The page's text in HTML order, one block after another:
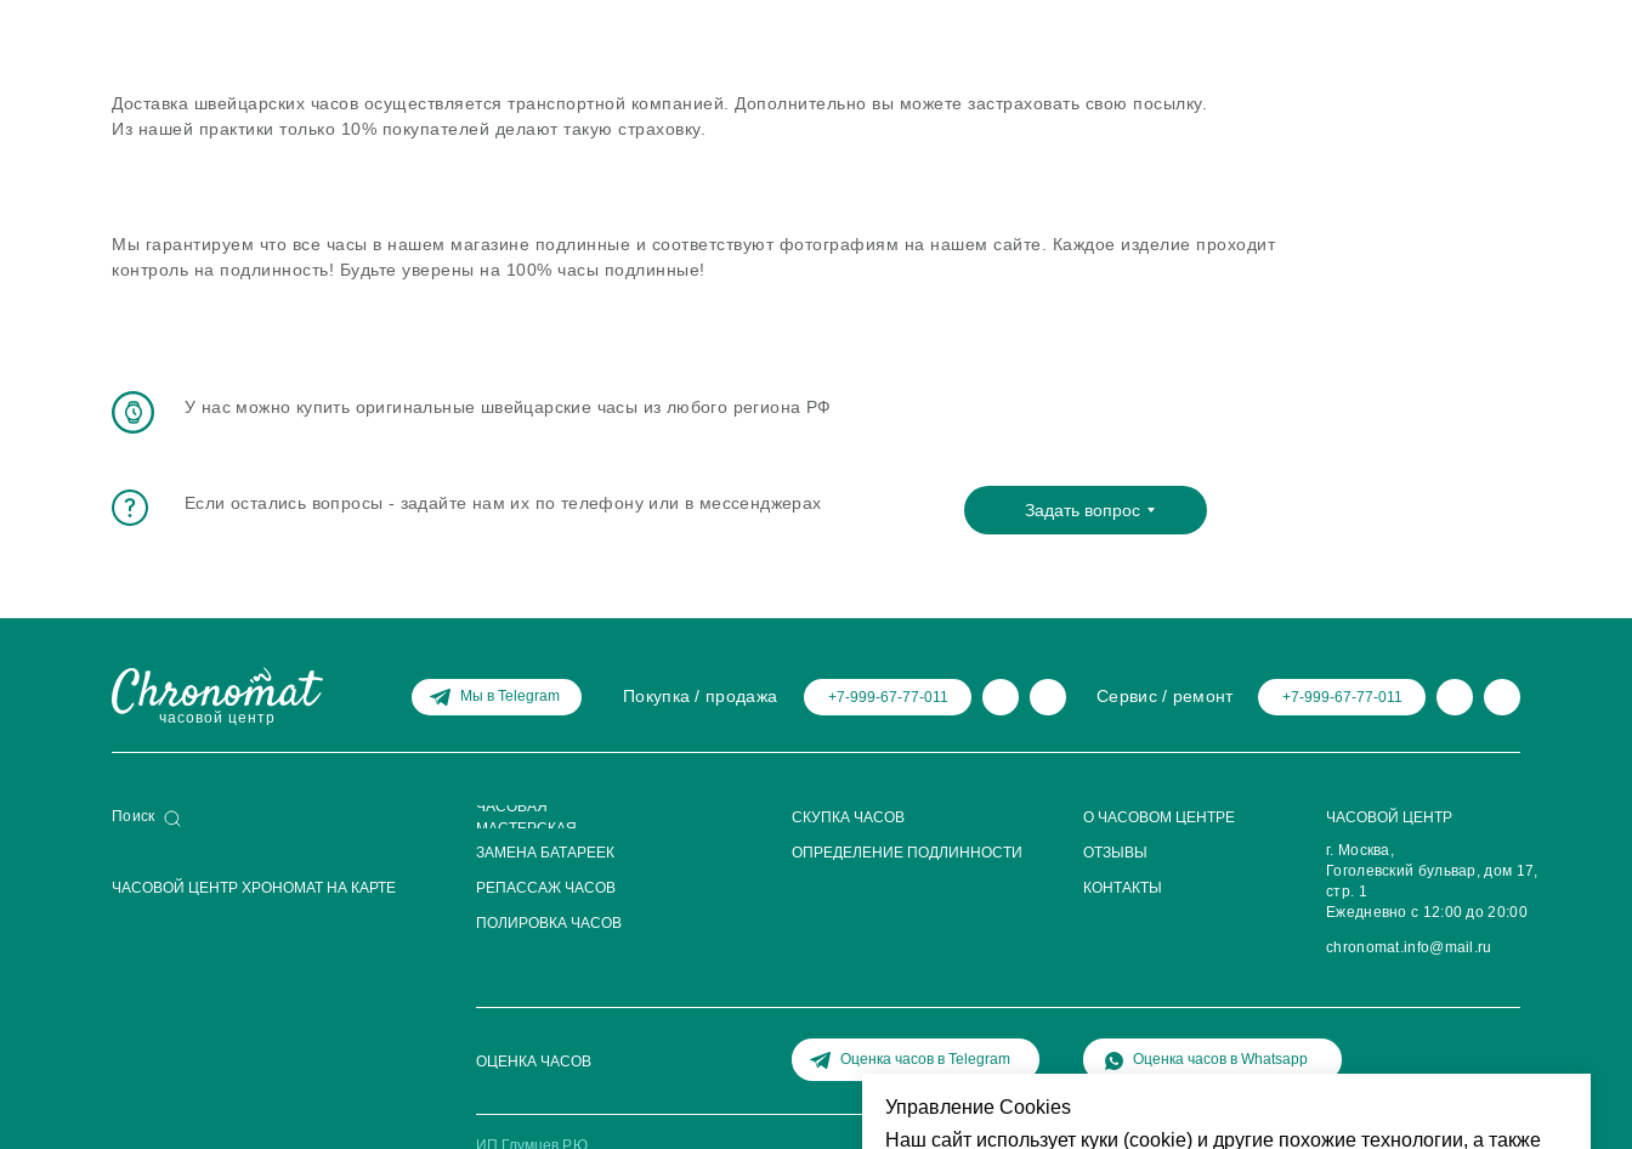
Доставка швейцарских часов осуществляется транспортной компанией. Дополнительно вы можете застраховать свою посылку.
Из нашей практики только 10% покупателей делают такую страховку.
Мы гарантируем что все часы в нашем магазине подлинные и соответствуют фотографиям на нашем сайте. Каждое изделие проходит
контроль на подлинность! Будьте уверены на 100% часы подлинные!
У нас можно купить оригинальные швейцарские часы из любого региона РФ
Задать вопрос
Если остались вопросы - задайте нам их по телефону или в мессенджерах
Сервис / ремонт
ЧАСОВАЯ
МАСТЕРСКАЯ
СКУПКА ЧАСОВ
ОТЗЫВЫ
О ЧАСОВОМ ЦЕНТРЕ
КОНТАКТЫ
chronomat.info@mail.ru
ОЦЕНКА ЧАСОВ Оценка часов в Telegram
Мы в Telegram
ЧАСОВОЙ ЦЕНТР ХРОНОМАТ НА КАРТЕ
г. Москва,
Гоголевский бульвар, дом 17,
стр. 1
Ежедневно с 12:00 до 20:00
ЧАСОВОЙ ЦЕНТР
Оценка часов в Whatsapp
Покупка / продажа
Поиск
часовой центр
+7-999-67-77-011 +7-999-67-77-011
ОПРЕДЕЛЕНИЕ ПОДЛИННОСТИ
ЗАМЕНА БАТАРЕЕК
РЕПАССАЖ ЧАСОВ
ПОЛИРОВКА ЧАСОВ
Управление Cookies
Наш сайт использует куки (cookie) и другие похожие технологии, а также